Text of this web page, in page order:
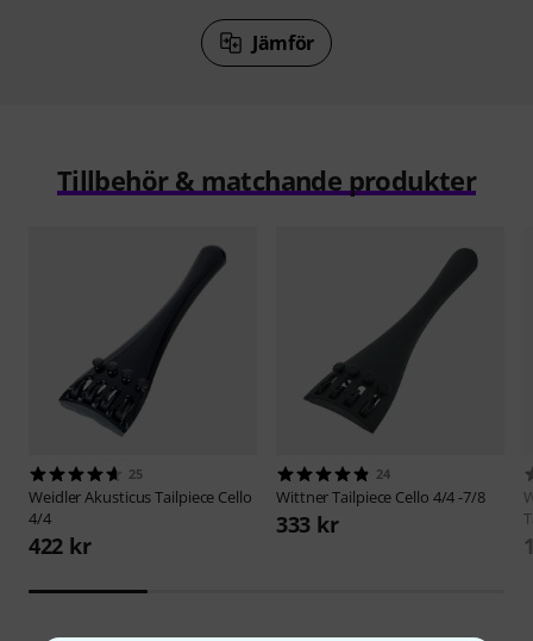
Jämför
Tillbehör & matchande produkter
25
WeidlerAkusticus Tailpiece Cello
4/4
422 kr
24
WittnerTailpiece Cello 4/4 -7/8
333 kr